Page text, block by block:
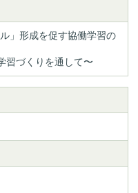
」形成を促す協働学習の
習づくりを通して〜